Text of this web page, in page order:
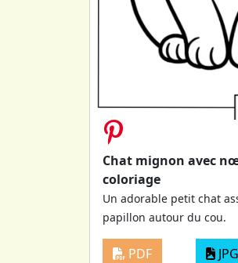
Chat mignon avec
coloriage
Un adorable petit chat
papillon autour du cou.
PDF JPG